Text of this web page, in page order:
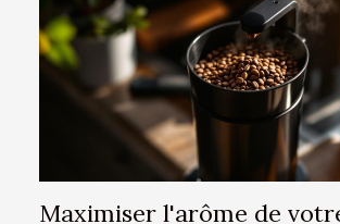
Maximiser l'arôme de